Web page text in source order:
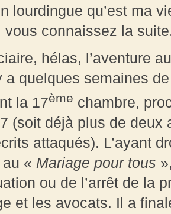
lourdingue qu’est ma
connaissez la
hélas, l’aventure
a quelques semaines
la 17ème chambre,
(soit déjà plus de
attaqués). L’ayant
« Mariage pour tous
ou de l’arrêt de la
et les avocats. Il a